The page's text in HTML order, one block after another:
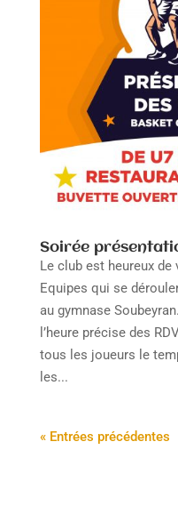
Soirée
Le club est heureux
Equipes qui se
au gymnase
l’heure précise des
tous les joueurs le
les...
« Entrées précédentes